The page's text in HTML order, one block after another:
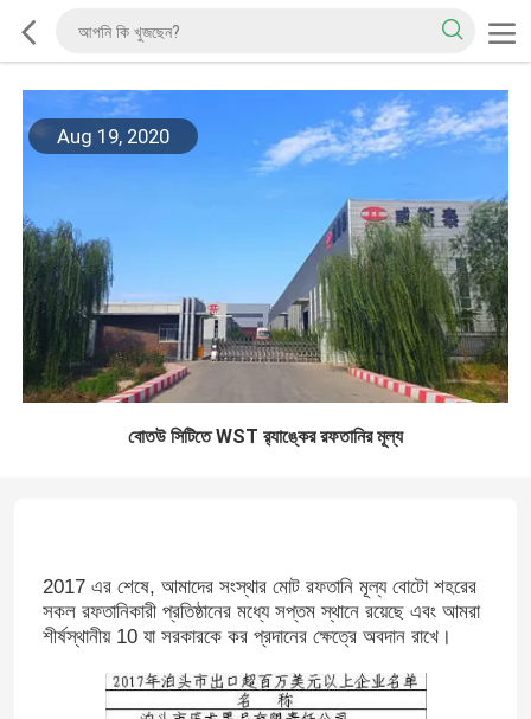
Aug 19, 2020
বোতউ সিটিতে WST র‌্যাঙ্কের রফতানির মূল্য
2017 এর শেষে, আমাদের সংস্থার মোট রফতানি মূল্য বোটো শহরের
সকল রফতানিকারী প্রতিষ্ঠানের মধ্যে সপ্তম স্থানে রয়েছে এবং আমরা
শীর্ষস্থানীয় 10 যা সরকারকে কর প্রদানের ক্ষেত্রে অবদান রাখে।